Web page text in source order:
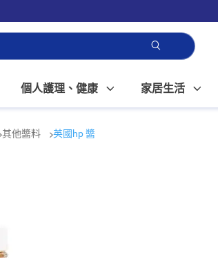
個人護理、健康 家居生活
其他醬料 英國hp 醬